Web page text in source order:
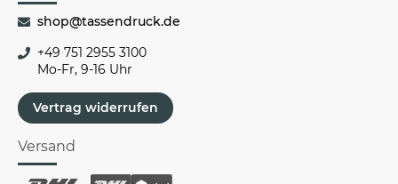
shop@tassendruck.de
+49 751 2955 3100
Mo-Fr, 9-16 Uhr
Vertrag widerrufen
Versand